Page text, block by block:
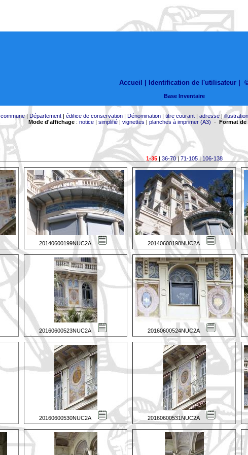
Accueil | Identification de l'utilisateur
Base Inventaire
commune| Département| édifice de conservation| Dénomination| titre courant| adresse|illustration
Mode d'affichage: notice| simplifié| vignettes | planches à imprimer (A3) - Format de
1-35| 36-70| 71-105|106-138
20140600199NUC2A 20140600198NUC2A
20160600523NUC2A 20160600524NUC2A
20160600530NUC2A 20160600531NUC2A